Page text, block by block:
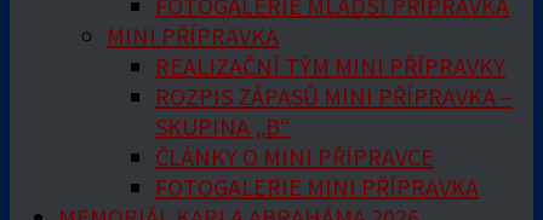
MINI PŘÍPRAVKA
REALIZAČNÍ TÝM MINI PŘÍPRAVKY
ROZPIS ZÁPASŮ MINI PŘÍPRAVKA –
SKUPINA „B“
ČLÁNKY O MINI PŘÍPRAVCE
FOTOGALERIE MINI PŘÍPRAVKA